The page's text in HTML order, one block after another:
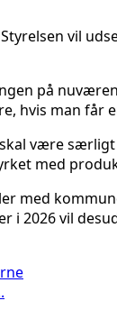
vil
på
hvis man får
være
med
med
2026 vil